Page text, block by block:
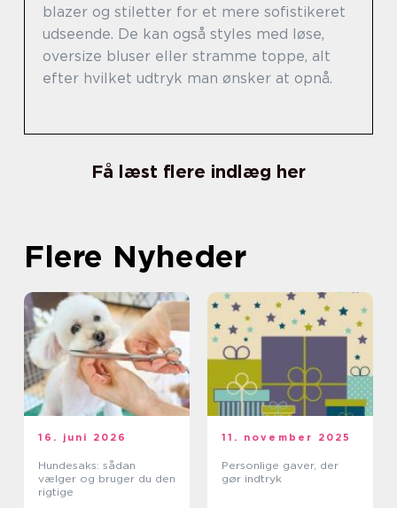
blazer og stiletter for et mere sofistikeret
udseende. De kan også styles med løse,
oversize bluser eller stramme toppe, alt
efter hvilket udtryk man ønsker at opnå.
Få læst flere indlæg her
Flere Nyheder
16. juni 2026
Hundesaks: sådan
vælger og bruger du den
rigtige
11. november 2025
Personlige gaver, der
gør indtryk